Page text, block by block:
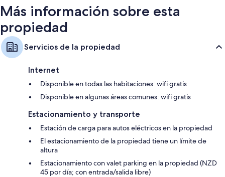
Más información sobre esta
propiedad
Servicios de la propiedad
Internet
Disponible en todas las habitaciones: wifi gratis
Disponible en algunas áreas comunes: wifi gratis
Estacionamiento y transporte
Estación de carga para autos eléctricos en la propiedad
El estacionamiento de la propiedad tiene un límite de
altura
Estacionamiento con valet parking en la propiedad (NZD
45 por día; con entrada/salida libre)